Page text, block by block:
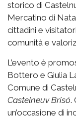
storico di
Mercatino di
cittadini e
comunità e
L’evento è
Bottero e Giulia
Comune di
Castelneuv Brisó.
un’occasione di